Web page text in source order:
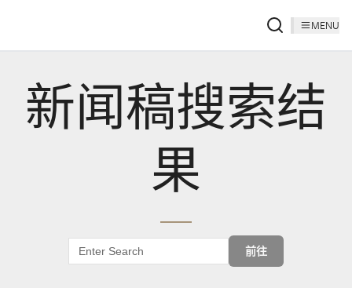
MENU
新闻稿搜索结
果
前往